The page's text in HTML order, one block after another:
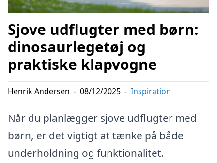
Sjove udflugter med børn:
dinosaurlegetøj og
praktiske klapvogne
Henrik Andersen - 08/12/2025 - Inspiration
Når du planlægger sjove udflugter med
børn, er det vigtigt at tænke på både
underholdning og funktionalitet.